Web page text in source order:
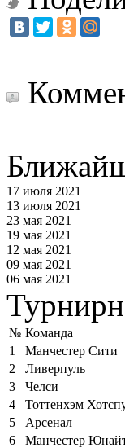
17 июля 2021
13 июля 2021
23 мая 2021
19 мая 2021
12 мая 2021
09 мая 2021
06 мая 2021
№ Команда
1
Манчестер Сити
2
Ливерпуль
3
Челси
4
Тоттенхэм
5
Арсенал
6
Манчестер